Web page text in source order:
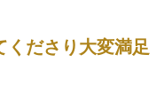
くださり大変満足